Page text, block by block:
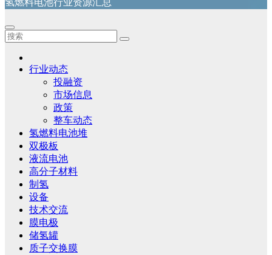
氢燃料电池行业资源汇总
行业动态
投融资
市场信息
政策
整车动态
氢燃料电池堆
双极板
液流电池
高分子材料
制氢
设备
技术交流
膜电极
储氢罐
质子交换膜